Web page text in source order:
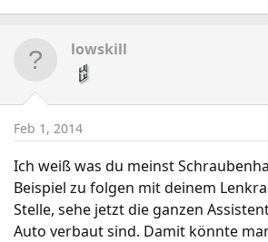
lowskill
Feb 1, 2014
Ich weiß was du meinst
Beispiel zu folgen mit deinem
Stelle, sehe jetzt die ganzen
Auto verbaut sind. Damit könnte